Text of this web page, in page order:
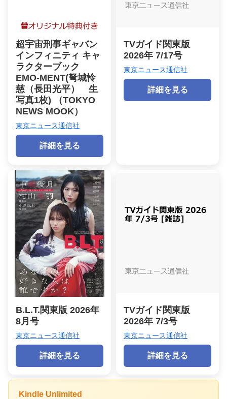
超宇宙刑事ギャバン
インフィニティ キャ
ラクターブック
EMO-MENT(弩城怜
慈（長田光平） 生
写真1枚) （TOKYO
NEWS MOOK）
東京ニュース通信社
詳細を見る
TVガイド関東版
2026年 7/17号
東京ニュース通信社
詳細を見る
B.L.T.関東版 2026年
8月号
東京ニュース通信社
詳細を見る
TVガイド関東版
2026年 7/3号
東京ニュース通信社
詳細を見る
Kindle Unlimited